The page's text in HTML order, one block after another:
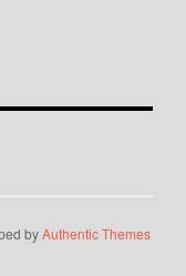
byAuthentic Themes